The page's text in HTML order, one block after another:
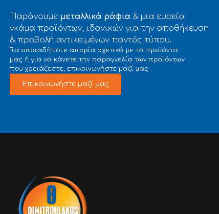
Παράγουμε μεταλλικά ράφια & μια ευρεία
γκάμα προϊόντων, ιδανικών για την αποθήκευση
& προβολή αντικειμένων παντός τύπου.
Για οποιαδήποτε απορία σχετικά με τα προϊόντα
μας ή για να κάνετε την παραγγελία των προϊόντων
που χρειάζεστε, επικοινωνήστε μαζί μας.
Επικοινωνήστε μαζί μας